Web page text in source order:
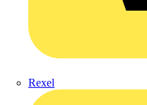
Rexel